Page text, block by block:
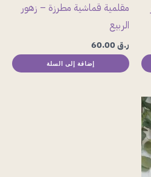
مقلمية قماشية مطرزة – زهور
الربيع
ر.ق
إضافة إلى السلة